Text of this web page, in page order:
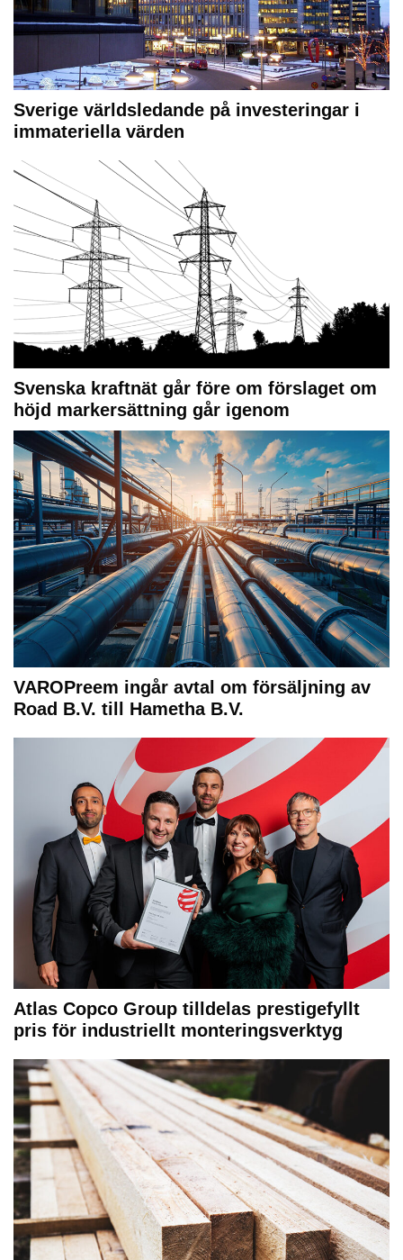
Sverige världsledande på investeringar i
immateriella värden
Svenska kraftnät går före om förslaget om
höjd markersättning går igenom
VAROPreem ingår avtal om försäljning av
Road B.V. till Hametha B.V.
Atlas Copco Group tilldelas prestigefyllt
pris för industriellt monteringsverktyg